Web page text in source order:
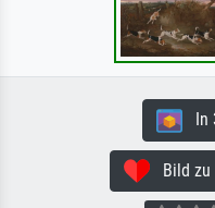
In
Bild zu